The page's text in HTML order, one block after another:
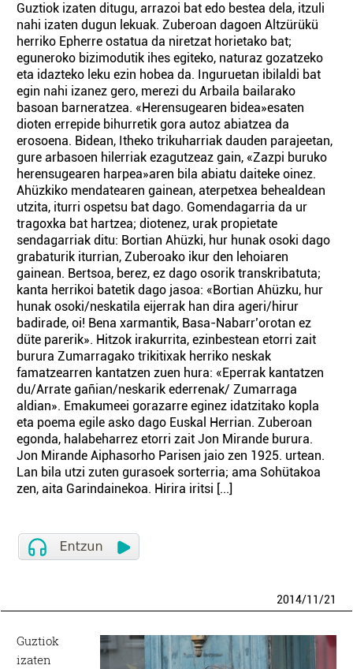
Guztiok izaten ditugu, arrazoi bat edo bestea dela, itzuli
nahi izaten dugun lekuak. Zuberoan dagoen Altzürükü
herriko Epherre ostatua da niretzat horietako bat;
eguneroko bizimodutik ihes egiteko, naturaz gozatzeko
eta idazteko leku ezin hobea da. Inguruetan ibilaldi bat
egin nahi izanez gero, merezi du Arbaila bailarako
basoan barneratzea. «Herensugearen bidea»esaten
dioten errepide bihurretik gora autoz abiatzea da
erosoena. Bidean, Itheko trikuharriak dauden parajeetan,
gure arbasoen hilerriak ezagutzeaz gain, «Zazpi buruko
herensugearen harpea»aren bila abiatu daiteke oinez.
Ahüzkiko mendatearen gainean, aterpetxea behealdean
utzita, iturri ospetsu bat dago. Gomendagarria da ur
tragoxka bat hartzea; diotenez, urak propietate
sendagarriak ditu: Bortian Ahüzki, hur hunak osoki dago
grabaturik iturrian, Zuberoako ikur den lehoiaren
gainean. Bertsoa, berez, ez dago osorik transkribatuta;
kanta herrikoi batetik dago jasoa: «Bortian Ahüzku, hur
hunak osoki/neskatila eijerrak han dira ageri/hirur
badirade, oi! Bena xarmantik, Basa-Nabarr’orotan ez
düte parerik». Hitzok irakurrita, ezinbestean etorri zait
burura Zumarragako trikitixak herriko neskak
famatzearren kantatzen zuen hura: «Eperrak kantatzen
du/Arrate gañian/neskarik ederrenak/ Zumarraga
aldian». Emakumeei gorazarre eginez idatzitako kopla
eta poema egile asko dago Euskal Herrian. Zuberoan
egonda, halabeharrez etorri zait Jon Mirande burura.
Jon Mirande Aiphasorho Parisen jaio zen 1925. urtean.
Lan bila utzi zuten gurasoek sorterria; ama Sohütakoa
zen, aita Garindainekoa. Hirira iritsi [...]
2014/11/21
Guztiok
izaten